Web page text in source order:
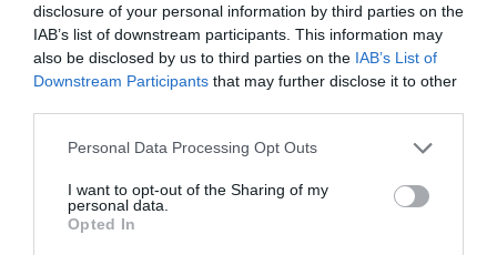
disclosure of your personal information by third parties on the
IAB’s list of downstream participants. This information may
also be disclosed by us to third parties on the IAB’s List of
Downstream Participants that may further disclose it to other
Personal Data Processing Opt Outs
I want to opt-out of the Sharing of my
personal data.
Opted In
Vérifiez la météo dans votre voyage
Places à proximité de votre itinéraire (moins de 30)